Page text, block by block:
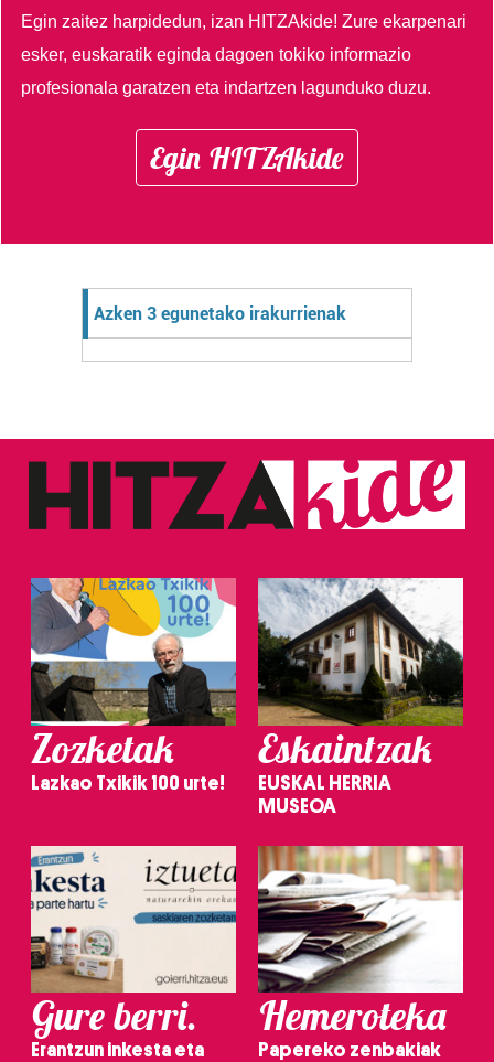
Egin zaitez harpidedun, izan HITZAkide!Zure ekarpenari
esker, euskaratik eginda dagoen tokiko informazio
profesionala garatzen eta indartzen lagunduko duzu.
Egin HITZAkide
Azken 3 egunetako irakurrienak
Zozketak
Lazkao Txikik 100 urte!
Eskaintzak
EUSKAL HERRIA
MUSEOA
Gure berri.
Erantzun inkesta eta
Hemeroteka
Papereko zenbakiak